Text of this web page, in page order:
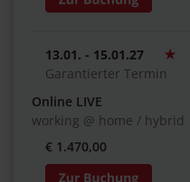
13.01. - 15.01.27
Garantierter Termin
Online LIVE
working @ home / hybrid
€ 1.470,00